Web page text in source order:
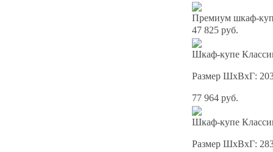
Премиум шкаф-
47 825 руб.
Шкаф-купе
Размер ШхВхГ:
77 964 руб.
Шкаф-купе
Размер ШхВхГ: